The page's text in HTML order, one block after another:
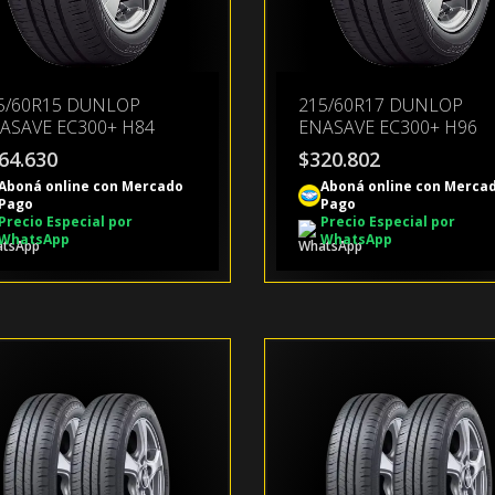
60R15 DUNLOP
EC300+ H84
online con Mercado
Especial por
215/60R17 DUNLOP
ENASAVE EC300+ H96
$320.802
Aboná online con
Pago
Precio Especial por
WhatsApp